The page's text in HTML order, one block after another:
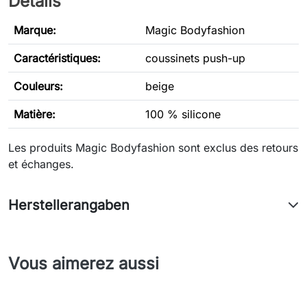
Marque: Magic Bodyfashion
Caractéristiques: coussinets push-up
Couleurs: beige
Matière: 100 % silicone
Les produits Magic Bodyfashion sont exclus des retours
et échanges.
Herstellerangaben
Vous aimerez aussi